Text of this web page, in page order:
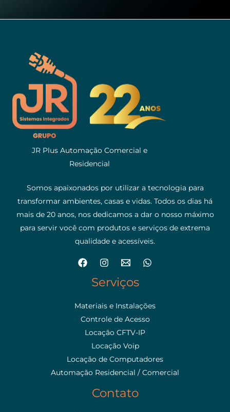
JR Plus Automação Comercial e
Residencial
Somos apaixonados por utilizar a tecnologia para
transformar ambientes, casas e vidas. Todos os dias há
mais de 20 anos, nos dedicamos a dar o nosso máximo
para servir você com produtos e serviços de extrema
qualidade e acessíveis.
Serviços
Materiais e Instalações
Controle de Acesso
Locação CFTV-IP
Locação Voip
Locação de Computadores
Automação Residencial / Comercial
Contato